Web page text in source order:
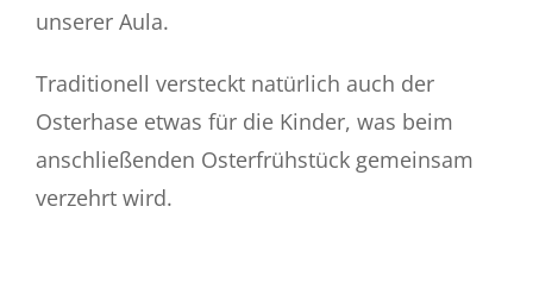
unserer Aula.
Traditionell versteckt natürlich auch der
Osterhase etwas für die Kinder, was beim
anschließenden Osterfrühstück gemeinsam
verzehrt wird.